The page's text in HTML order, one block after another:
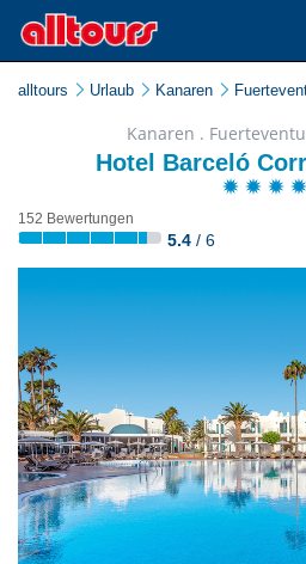
alltours Urlaub Kanaren
Kanaren .
Hotel Barceló
152 Bewertungen
5.4 / 6